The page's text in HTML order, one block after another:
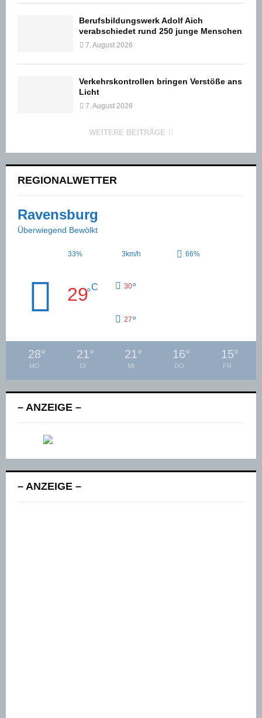
Berufsbildungswerk Adolf Aich
verabschiedet rund 250 junge Menschen
7. August 2026
Verkehrskontrollen bringen Verstöße ans
Licht
7. August 2026
WEITERE BEITRÄGE
REGIONALWETTER
Ravensburg
Überwiegend Bewölkt
33% 3km/h 66%
29°C 30°
27°
28°
MO
21°
DI
21°
MI
16°
DO
15°
FR
– ANZEIGE –
– ANZEIGE –